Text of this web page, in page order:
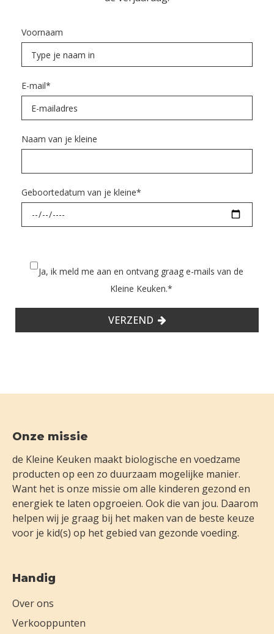
Voornaam
E-mail*
Naam van je kleine
Geboortedatum van je kleine*
Ja, ik meld me aan en ontvang graag e-mails van de
Kleine Keuken.*
VERZEND
Footer
Onze missie
de Kleine Keuken maakt biologische en voedzame
producten op een zo duurzaam mogelijke manier.
Want het is onze missie om alle kinderen gezond en
energiek te laten opgroeien. Ook die van jou. Daarom
helpen wij je graag bij het maken van de beste keuze
voor je kid(s) op het gebied van gezonde voeding.
Handig
Over ons
Verkooppunten